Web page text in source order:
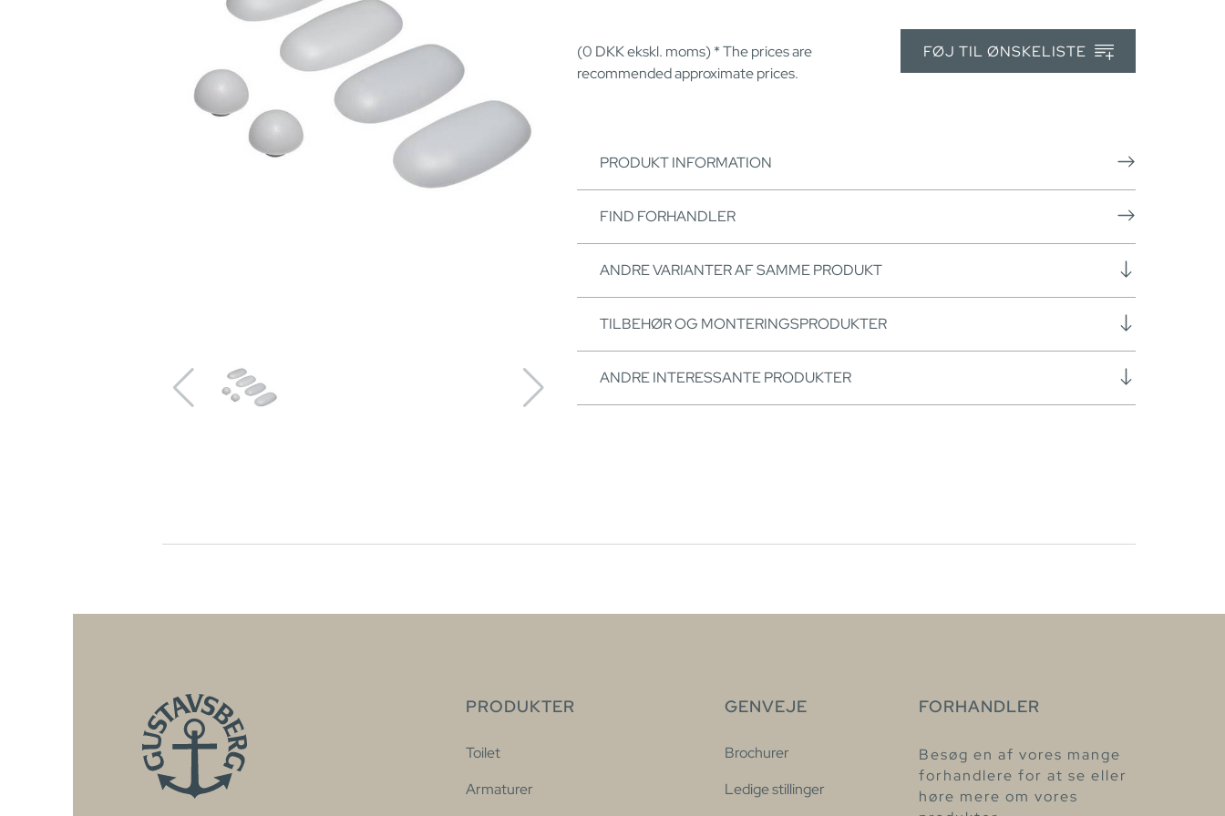
(0 DKKekskl. moms) * The prices are
recommended approximate prices.
FØJ TIL ØNSKELISTE
PRODUKT INFORMATION
FIND FORHANDLER
ANDRE VARIANTER AF SAMME PRODUKT
TILBEHØR OG MONTERINGSPRODUKTER
ANDRE INTERESSANTE PRODUKTER
PRODUKTER
Toilet
Armaturer
GENVEJE
Brochurer
Ledige stillinger
FORHANDLER
Besøg en af vores mange
forhandlere for at se eller
høre mere om vores